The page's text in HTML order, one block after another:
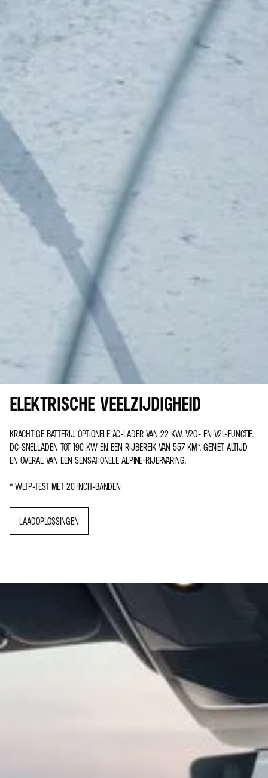
ELEKTRISCHE VEELZIJDIGHEID
KRACHTIGE BATTERIJ. OPTIONELE AC-LADER VAN 22 KW. V2G- EN V2L-FUNCTIE.
DC-SNELLADEN TOT 190 KW EN EEN RIJBEREIK VAN 557 KM*. GENIET ALTIJD
EN OVERAL VAN EEN SENSATIONELE ALPINE-RIJERVARING.
* WLTP-TEST MET 20 INCH-BANDEN
LAADOPLOSSINGEN